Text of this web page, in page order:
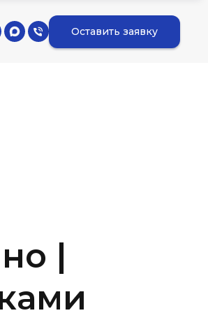
Оставить заявку
|